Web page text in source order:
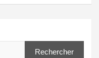
Rechercher